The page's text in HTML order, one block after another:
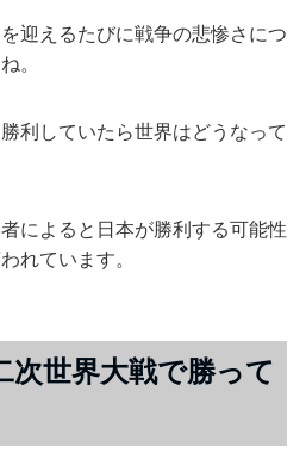
迎えるたびに戦争の悲惨さにつ
。
利していたら世界はどうなって
によると日本が勝利する可能性
れています。
次世界大戦で勝って